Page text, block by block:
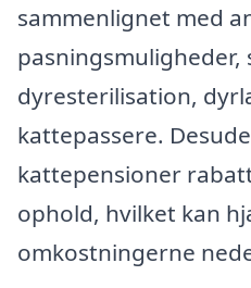
sammenlignet med
pasningsmuligheder,
dyresterilisation,
kattepassere.
kattepensioner
ophold, hvilket kan
omkostningerne